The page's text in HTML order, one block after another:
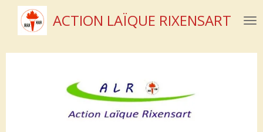
Passer
principal
ACTION LAÏQUE RIXENSART